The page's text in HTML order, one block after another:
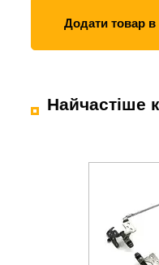
Додати товар
Найчастіше